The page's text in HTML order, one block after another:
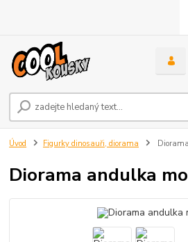
Úvod Figurky dinosauři, diorama
Diorama andulka